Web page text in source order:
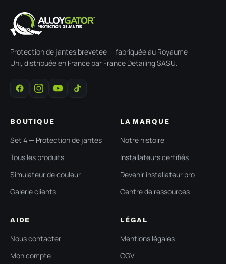
Protection de jantes brevetée — fabriquée au Royaume-
Uni, distribuée en France par France Detailing SASU.
BOUTIQUE
Set 4 — Protection de jantes
Tous les produits
Simulateur de couleur
Galerie clients
LA MARQUE
Notre histoire
Installateurs certifiés
Devenir installateur pro
Centre de ressources
AIDE
Nous contacter
Mon compte
LÉGAL
Mentions légales
CGV